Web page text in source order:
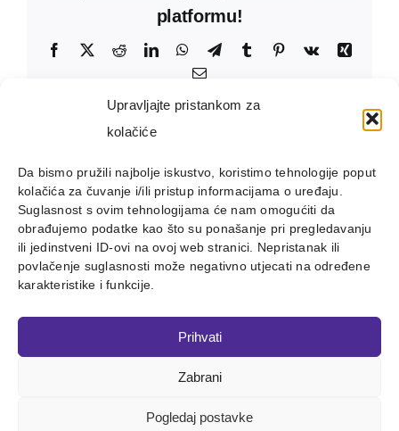
Upravljajte pristankom za
kolačiće
Da bismo pružili najbolje iskustvo, koristimo tehnologije poput
kolačića za čuvanje i/ili pristup informacijama o uređaju.
Suglasnost s ovim tehnologijama će nam omogućiti da
obrađujemo podatke kao što su ponašanje pri pregledavanju
ili jedinstveni ID-ovi na ovoj web stranici. Nepristanak ili
povlačenje suglasnosti može negativno utjecati na određene
karakteristike i funkcije.
Prihvati
Zabrani
Pogledaj postavke
platformu!
Facebook
X RedditLinkedInWhatsApp
TelegramTumblr Pinterest
Vk
Xing
Email:
| All Rights Reserved | Powered by